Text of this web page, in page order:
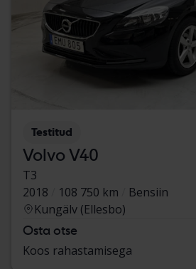
Testitud
Volvo V40
T3
2018
108 750 km
Bensiin
Kungälv (Ellesbo)
Osta otse
Koos rahastamisega